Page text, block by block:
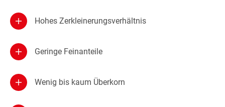
Hohes Zerkleinerungsverhältnis
Geringe Feinanteile
Wenig bis kaum Überkorn